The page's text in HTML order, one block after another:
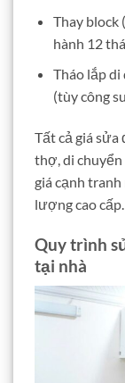
Thay block
hành 12
Tháo lắp
(tùy công
Tất cả giá sửa
thợ, di chuyển
giá cạnh
lượng cao cấp.
Quy trình
tại nhà